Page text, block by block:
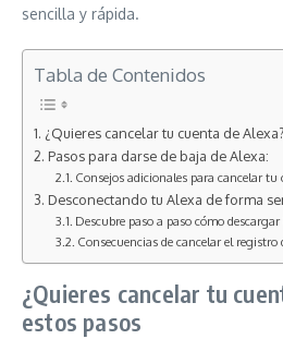
sencilla y rápida.
Tabla de Contenidos
¿Quieres cancelar tu cuenta de
Pasos para darse de baja de Alexa:
Consejos adicionales para cancelar tu
Desconectando tu Alexa de forma
Descubre paso a paso cómo
Consecuencias de cancelar el registro
¿Quieres cancelar tu
estos pasos